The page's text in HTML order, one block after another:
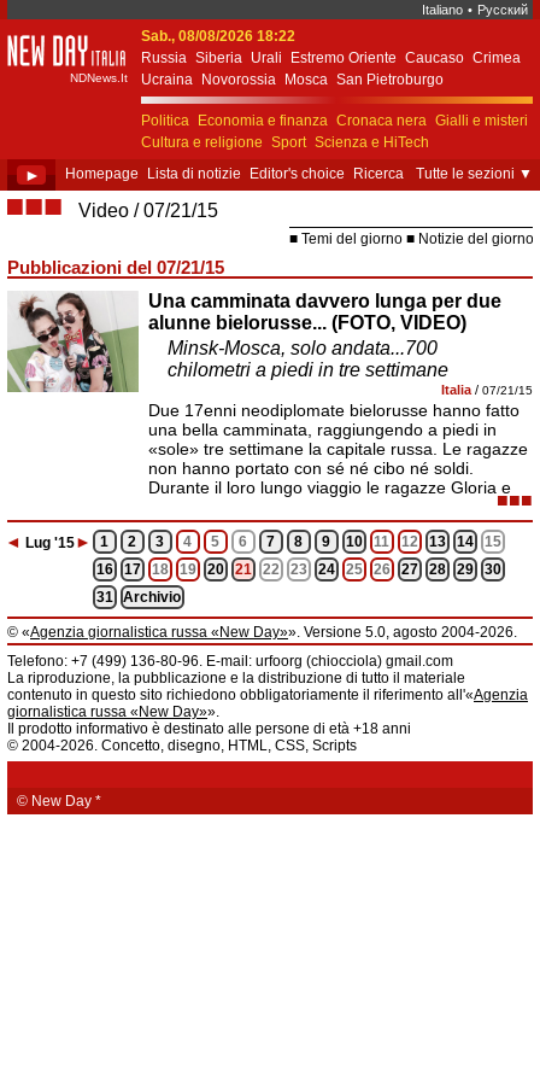
Italiano • Русский
New Day Italia
NDNews.It
Sab., 08/08/2026 18:22
Russia Siberia Urali Estremo Oriente Caucaso Crimea
Ucraina
Novorossia Mosca San Pietroburgo
Ekaterinburgo Kiev Simferopol
Sebastopoli
Politica
Economia e finanza Cronaca nera Gialli e misteri
Cultura e religione Sport Scienza e HiTech
Costume e società
Unione Europea
► Homepage Lista di notizie Editor's choice Ricerca Tutte le sezioni ▼
■■■ Video 07/21/15
Temi del giorno Notizie del giorno
Pubblicazioni del 07/21/15
Una camminata davvero lunga per due
alunne bielorusse... (FOTO, VIDEO)
Minsk-Mosca, solo andata...700
chilometri a piedi in tre settimane
Italia / 07/21/15
Due 17enni neodiplomate bielorusse hanno fatto
una bella camminata, raggiungendo a piedi in
«sole» tre settimane la capitale russa. Le ragazze
non hanno portato con sé né cibo né soldi.
Durante il loro lungo viaggio le ragazze Gloria e
■■■
◄ Lug '15► 1 2 3 4 5 6 7 8 9 10 11 12 13 14
15
16
17 18 19 20 21 22 23 24 25 26 27 28 29
30
31
Archivio
© «Agenzia giornalistica russa «New Day»». Versione 5.0, agosto 2004-2026.
Informazioni
Agenzia giornalistica russa «New Day» registrata dal Servizio federale di
telecomunicazioni, tecnologie informatiche e mass media della Federazione
Russa. Certificato di registrazione dei mass media: EL № FS 77 - 61044 del 5
marzo 2015.
Fondatore: «New Day» S.r.l., indirizzo di redazione: 620014, città di
Ekaterinburgo, via Radišev, pal.6, scala «А», uff. 1104.
fornisce informazioni.
Telefono: +7 (499) 136-80-96. E-mail: urfoorg (chiocciola) gmail.com
La riproduzione, la pubblicazione e la distribuzione di tutto il materiale
contenuto in questo sito richiedono obbligatoriamente il riferimento all'«Agenzia
giornalistica russa «New Day»».
Il prodotto informativo è destinato alle persone di età +18 anni
© 2004-2026. Concetto, disegno, HTML, CSS, Scripts
© New Day *